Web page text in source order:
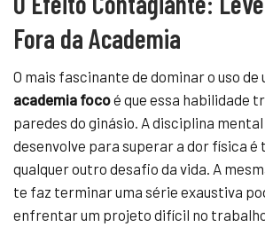
Fora da Academia
O mais fascinante de dominar o uso de
academia focoé que essa habilidade
paredes do ginásio. A disciplina mental
desenvolve para superar a dor física
qualquer outro desafio da vida. A
te faz terminar uma série exaustiva
enfrentar um projeto difícil no